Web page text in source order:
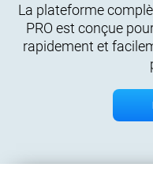
La plateforme
PRO est conçue
rapidement et